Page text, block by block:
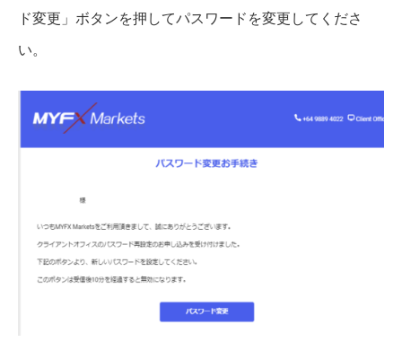
ド変更」ボタンを押してパスワードを変更してくださ
い。